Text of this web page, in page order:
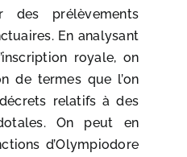
des prélèvements
En analysant
royale, on
de termes que l’on
relatifs à des
On peut en
d’Olympiodore